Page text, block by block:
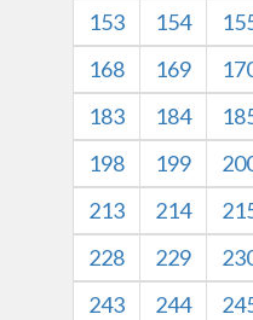
153
154
168
169
183
184
198
199
213
214
228
229
243
244